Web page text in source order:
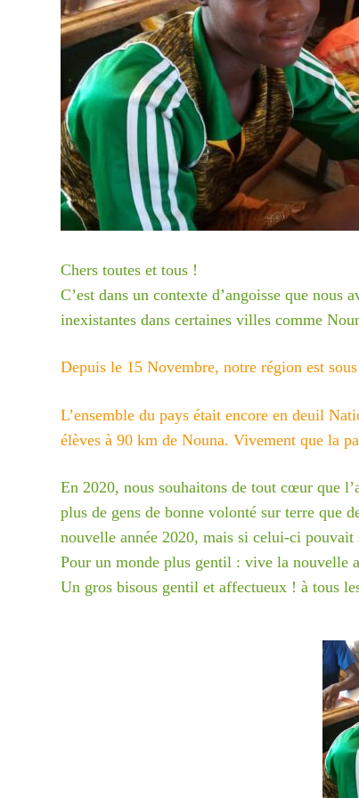
Chers toutes et tous !
C’est dans un contexte d’angoisse que nous
inexistantes dans certaines villes comme
Depuis le 15 Novembre, notre région est
L’ensemble du pays était encore en deuil
élèves à 90 km de Nouna. Vivement que la
En 2020, nous souhaitons de tout cœur que
plus de gens de bonne volonté sur terre que
nouvelle année 2020, mais si celui-ci
Pour un monde plus gentil : vive la nouvelle
Un gros bisous gentil et affectueux ! à tous